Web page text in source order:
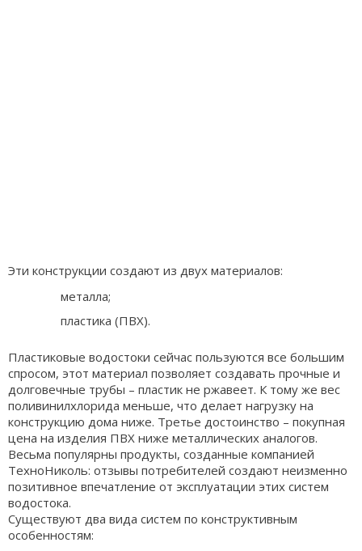
Эти конструкции создают из двух материалов:
металла;
пластика (ПВХ).
Пластиковые водостоки сейчас пользуются все большим
спросом, этот материал позволяет создавать прочные и
долговечные трубы – пластик не ржавеет. К тому же вес
поливинилхлорида меньше, что делает нагрузку на
конструкцию дома ниже. Третье достоинство – покупная
цена на изделия ПВХ ниже металлических аналогов.
Весьма популярны продукты, созданные компанией
ТехноНиколь: отзывы потребителей создают неизменно
позитивное впечатление от эксплуатации этих систем
водостока.
Существуют два вида систем по конструктивным
особенностям: